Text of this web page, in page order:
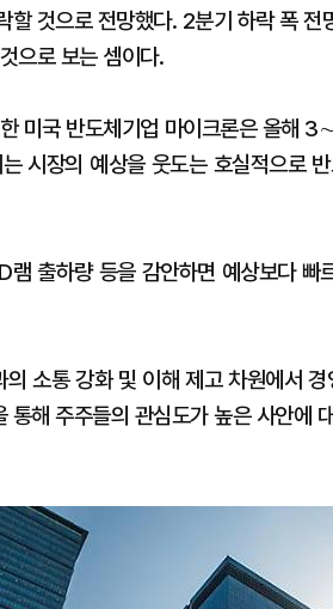
것으로 전망했다. 2분기 하락 폭 전
으로 보는 셈이다.
한 미국 반도체기업 마이크론은 올
시장의 예상을 웃도는 호실적으로
출하량 등을 감안하면 예상보다 빠
소통 강화 및 이해 제고 차원에서
통해 주주들의 관심도가 높은 사안에